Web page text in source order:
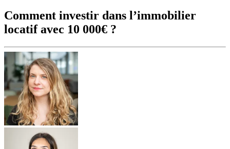
Comment investir dans l’immobilier
locatif avec 10 000€ ?